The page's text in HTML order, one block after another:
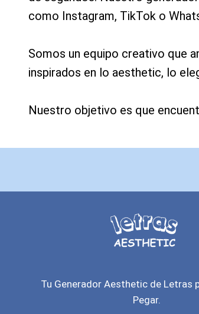
como Instagram, TikTok o
Somos un equipo creativo que
inspirados en lo aesthetic, lo
Nuestro objetivo es que
Tu Generador Aesthetic de Letras
Pegar.